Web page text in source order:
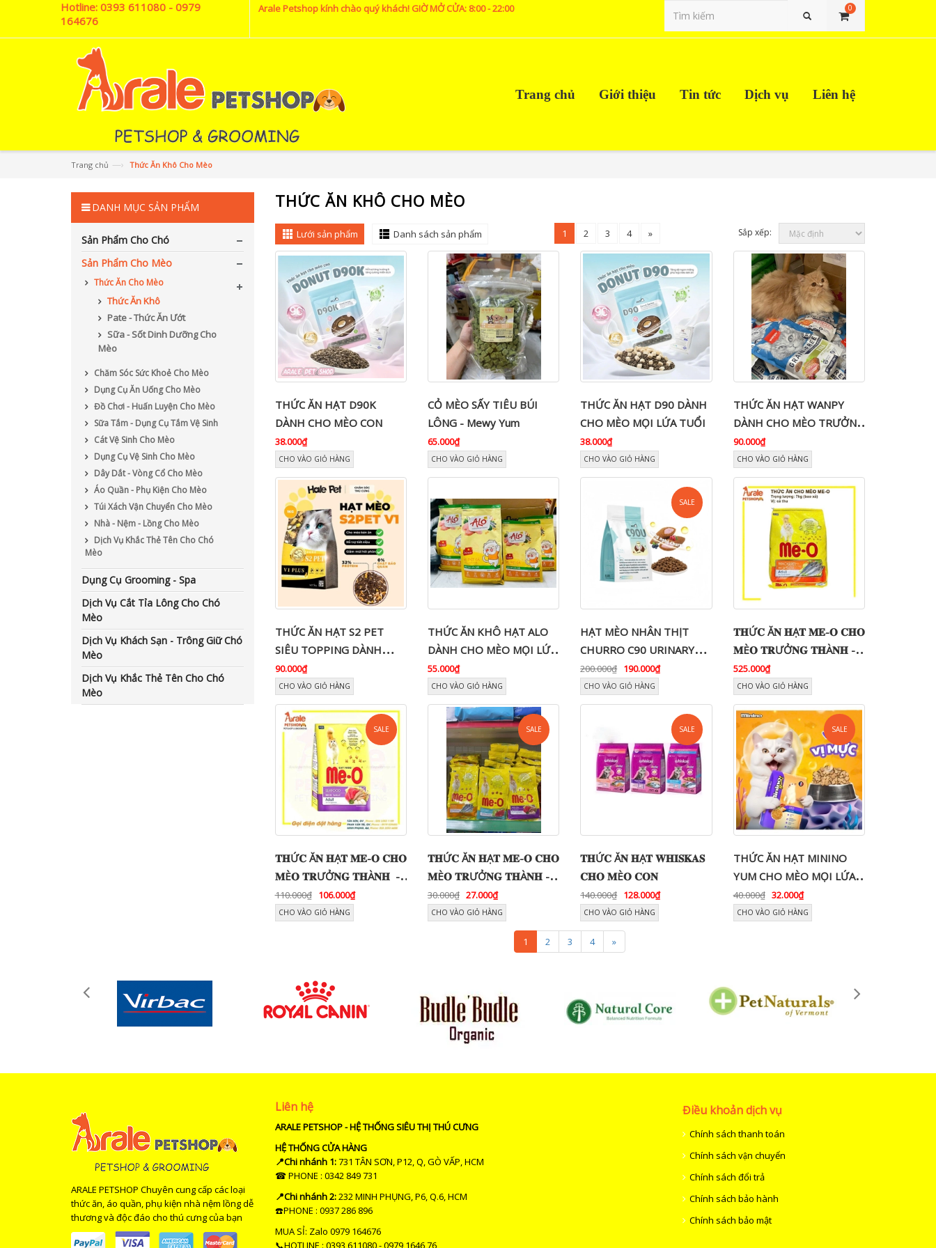
Hotline: 0393 611080 - 0979
164676
Arale Petshop kính chào quý khách! GIỜ MỞ CỬA: 8:00 - 22:00 0
Tìm kiếm
Trang chủ Giới thiệu Tin tức Dịch vụ Liên hệ
Trang chủ —› Thức Ăn Khô Cho Mèo
THỨC ĂN KHÔ CHO MÈO
Lưới sản phẩm Danh sách sản phẩm Sắp xếp:
1 2 3 4 »
THỨC ĂN HẠT D90K
DÀNH CHO MÈO CON
38.000₫
CHO VÀO GIỎ HÀNG
CỎ MÈO SẤY TIÊU BÚI
LÔNG - Mewy Yum
65.000₫
CHO VÀO GIỎ HÀNG
THỨC ĂN HẠT D90 DÀNH
CHO MÈO MỌI LỨA TUỔI
38.000₫
CHO VÀO GIỎ HÀNG
THỨC ĂN HẠT WANPY
DÀNH CHO MÈO TRƯỞNG
THÀNH & MÈO CON
90.000₫
CHO VÀO GIỎ HÀNG
THỨC ĂN HẠT S2 PET
SIÊU TOPPING DÀNH
CHO MÈO MỌI LỨA TUỔI
90.000₫
CHO VÀO GIỎ HÀNG
THỨC ĂN KHÔ HẠT ALO
DÀNH CHO MÈO MỌI LỨA
TUỔI
55.000₫
CHO VÀO GIỎ HÀNG
SALE
HẠT MÈO NHÂN THỊT
CHURRO C90 URINARY
PET Q - HỖ TRỢ TIẾT
NIỆU CHO MÈO MỌI LỨA
TUỔI 1KG
200.000₫ 190.000₫
CHO VÀO GIỎ HÀNG
𝐓𝐇Ứ𝐂 Ă𝐍 𝐇Ạ𝐓 𝐌𝐄-𝐎 𝐂𝐇𝐎
𝐌È𝐎 𝐓𝐑ƯỞ𝐍𝐆 𝐓𝐇À𝐍𝐇 -
𝐁𝐀𝐎 𝐗Á 𝟕𝐊𝐆
525.000₫
CHO VÀO GIỎ HÀNG
SALE
𝐓𝐇Ứ𝐂 Ă𝐍 𝐇Ạ𝐓 𝐌𝐄-𝐎 𝐂𝐇𝐎
𝐌È𝐎 𝐓𝐑ƯỞ𝐍𝐆 𝐓𝐇À𝐍𝐇 -
𝟏.𝟐𝐊𝐆
110.000₫ 106.000₫
CHO VÀO GIỎ HÀNG
SALE
𝐓𝐇Ứ𝐂 Ă𝐍 𝐇Ạ𝐓 𝐌𝐄-𝐎 𝐂𝐇𝐎
𝐌È𝐎 𝐓𝐑ƯỞ𝐍𝐆 𝐓𝐇À𝐍𝐇 -
𝟑𝟓𝟎𝐆
30.000₫ 27.000₫
CHO VÀO GIỎ HÀNG
SALE
𝐓𝐇Ứ𝐂 Ă𝐍 𝐇Ạ𝐓 𝐖𝐇𝐈𝐒𝐊𝐀𝐒
𝐂𝐇𝐎 𝐌È𝐎 𝐂𝐎𝐍
140.000₫ 128.000₫
CHO VÀO GIỎ HÀNG
SALE
THỨC ĂN HẠT MININO
YUM CHO MÈO MỌI LỨA
TUỔI - VỊ MỰC
40.000₫ 32.000₫
CHO VÀO GIỎ HÀNG
1 2 3 4 »
DANH MỤC SẢN PHẨM
Sản Phẩm Cho Chó
Sản Phẩm Cho Mèo
Thức Ăn Cho Mèo
Thức Ăn Khô
Pate - Thức Ăn Ướt
Sữa - Sốt Dinh Dưỡng Cho
Mèo
Chăm Sóc Sức Khoẻ Cho Mèo
Dụng Cụ Ăn Uống Cho Mèo
Đồ Chơi - Huấn Luyện Cho Mèo
Sữa Tắm - Dụng Cụ Tắm Vệ Sinh
Cát Vệ Sinh Cho Mèo
Dụng Cụ Vệ Sinh Cho Mèo
Dây Dắt - Vòng Cổ Cho Mèo
Áo Quần - Phụ Kiện Cho Mèo
Túi Xách Vận Chuyển Cho Mèo
Nhà - Nệm - Lồng Cho Mèo
Dịch Vụ Khắc Thẻ Tên Cho Chó
Mèo
Dụng Cụ Grooming - Spa
Dịch Vụ Cắt Tỉa Lông Cho Chó
Mèo
Dịch Vụ Khách Sạn - Trông Giữ Chó
Mèo
Dịch Vụ Khắc Thẻ Tên Cho Chó
Mèo
ARALE PETSHOP Chuyên cung cấp các loại
thức ăn, áo quần, phụ kiện nhà nệm lồng dễ
thương và độc đáo cho thú cưng của bạn
Liên hệ
ARALE PETSHOP - HỆ THỐNG SIÊU THỊ THÚ CƯNG
HỆ THỐNG CỬA HÀNG
📍Chi nhánh 1:731 TÂN SƠN, P12, Q, GÒ VẤP, HCM
☎ PHONE : 0342 849 731
📍Chi nhánh 2:232 MINH PHỤNG, P6, Q.6, HCM
☎️PHONE : 0937 286 896
MUA SỈ: Zalo 0979 164676
📞HOTLINE : 0393 611080 - 0979 1646 76
Điều khoản dịch vụ
Chính sách thanh toán
Chính sách vận chuyển
Chính sách đổi trả
Chính sách bảo hành
Chính sách bảo mật